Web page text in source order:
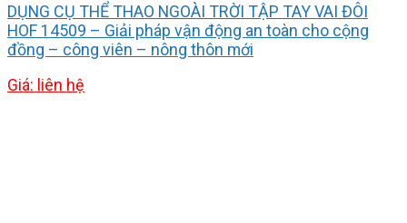
DỤNG CỤ THỂ THAO NGOÀI TRỜI TẬP TAY VAI ĐÔI
HOF 14509 – Giải pháp vận động an toàn cho cộng
đồng – công viên – nông thôn mới
Giá: liên hệ